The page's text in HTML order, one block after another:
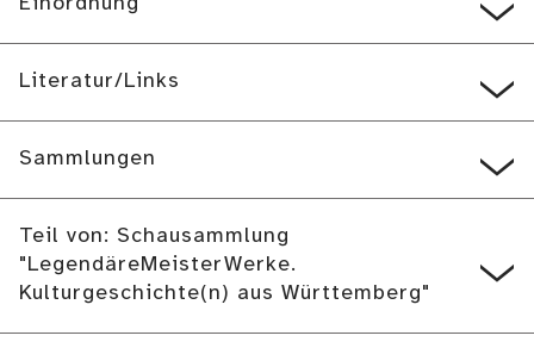
Literatur/Links
Sammlungen
Teil von: Schausammlung
"LegendäreMeisterWerke.
Kulturgeschichte(n) aus Württemberg"